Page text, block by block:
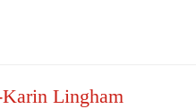
Lingham